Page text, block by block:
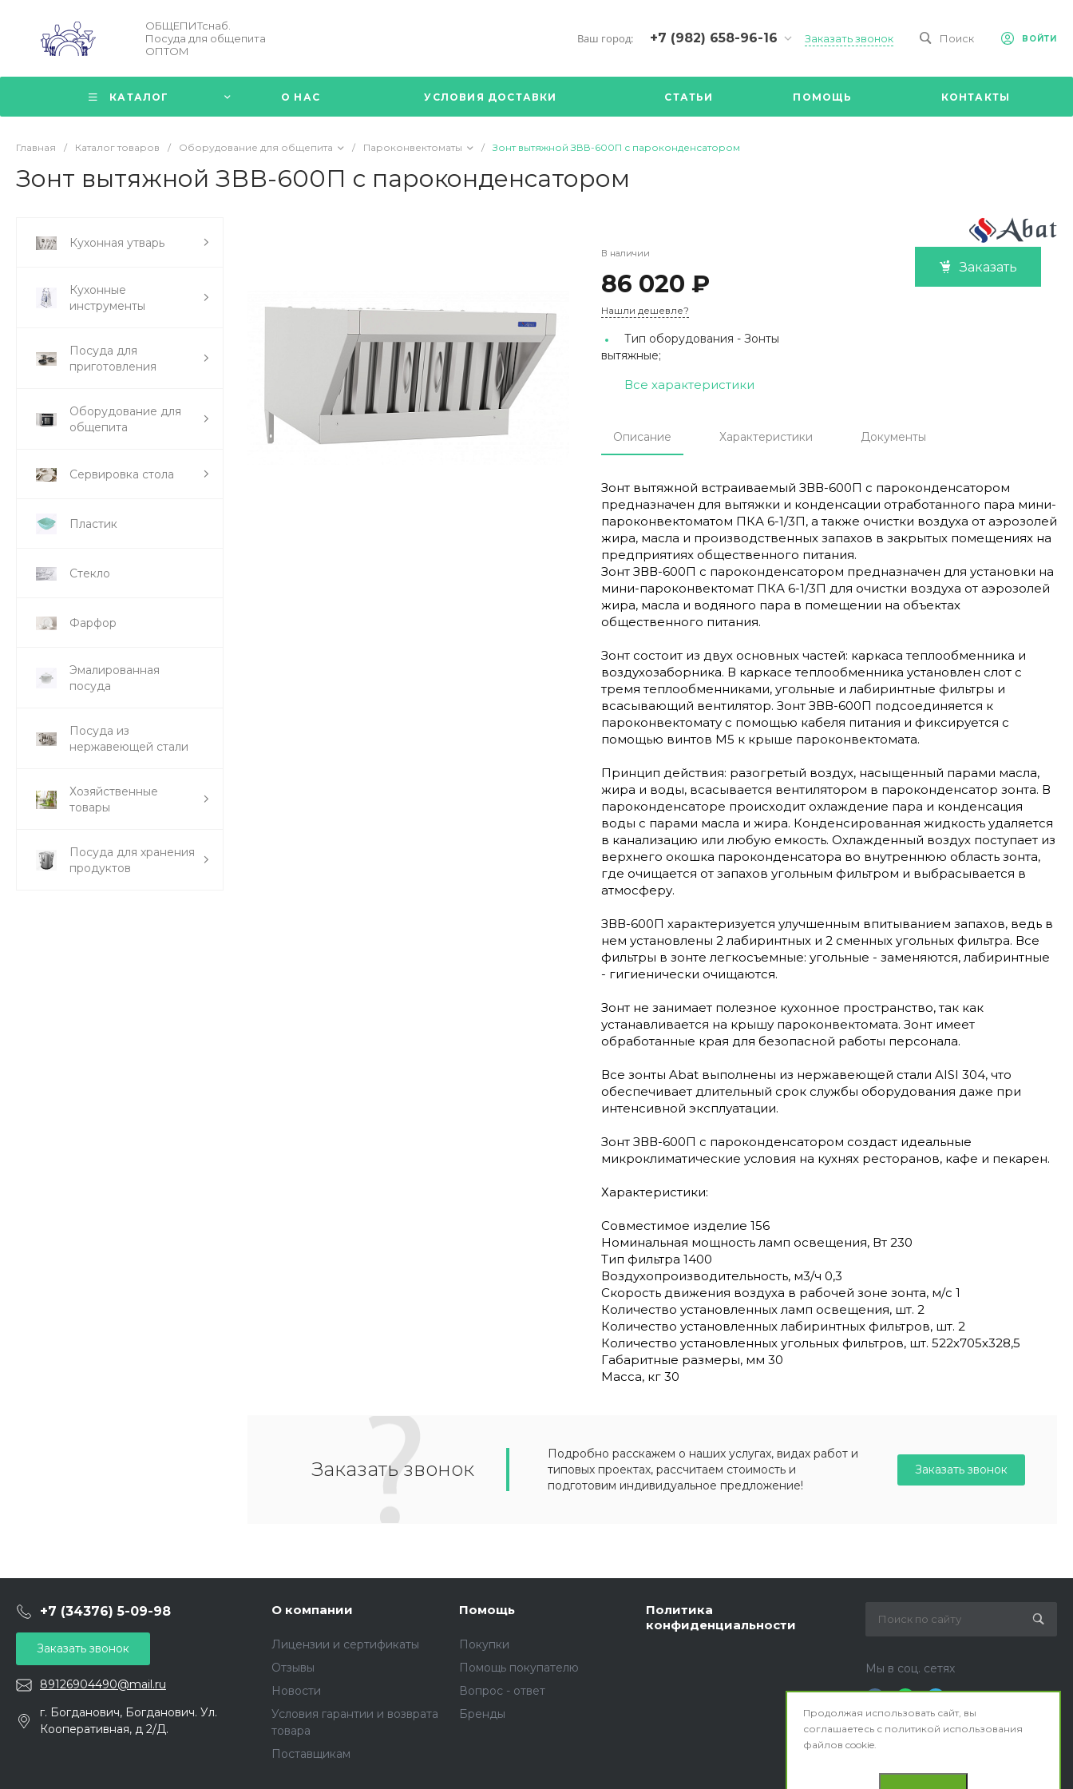
ОБЩЕПИТснаб.
Посуда для общепита
ОПТОМ
Ваш город: +7 (982) 658-96-16
+7 (34376) 5-09-98
г. Богданович,
Кооперативная, д 2/Д.
17.00
Заказать звонок Поиск ВОЙТИ
КАТАЛОГ О НАС УСЛОВИЯ ДОСТАВКИ СТАТЬИ ПОМОЩЬ КОНТАКТЫ
Главная / Каталог товаров / Оборудование для общепита / Пароконвектоматы / Зонт вытяжной ЗВВ-600П с пароконденсатором
Зонт вытяжной ЗВВ-600П с пароконденсатором
Кухонная утварь
Кухонные
инструменты
Посуда для
приготовления
Оборудование для
общепита
Сервировка стола
Пластик
Стекло
Фарфор
Эмалированная
посуда
Посуда из
нержавеющей стали
Хозяйственные
товары
Посуда для хранения
продуктов
В наличии
86 020 ₽
Заказать
Нашли дешевле?
Тип оборудования - Зонты
вытяжные;
Все характеристики
Описание Характеристики Документы
Зонт вытяжной встраиваемый ЗВВ-600П с пароконденсатором
предназначен для вытяжки и конденсации отработанного пара мини-
пароконвектоматом ПКА 6-1/3П, а также очистки воздуха от аэрозолей
жира, масла и производственных запахов в закрытых помещениях на
предприятиях общественного питания.
Зонт ЗВВ-600П с пароконденсатором предназначен для установки на
мини-пароконвектомат ПКА 6-1/3П для очистки воздуха от аэрозолей
жира, масла и водяного пара в помещении на объектах
общественного питания.
Зонт состоит из двух основных частей: каркаса теплообменника и
воздухозаборника. В каркасе теплообменника установлен слот с
тремя теплообменниками, угольные и лабиринтные фильтры и
всасывающий вентилятор. Зонт ЗВВ-600П подсоединяется к
пароконвектомату с помощью кабеля питания и фиксируется с
помощью винтов М5 к крыше пароконвектомата.
Принцип действия: разогретый воздух, насыщенный парами масла,
жира и воды, всасывается вентилятором в пароконденсатор зонта. В
пароконденсаторе происходит охлаждение пара и конденсация
воды с парами масла и жира. Конденсированная жидкость удаляется
в канализацию или любую емкость. Охлажденный воздух поступает из
верхнего окошка пароконденсатора во внутреннюю область зонта,
где очищается от запахов угольным фильтром и выбрасывается в
атмосферу.
ЗВВ-600П характеризуется улучшенным впитыванием запахов, ведь в
нем установлены 2 лабиринтных и 2 сменных угольных фильтра. Все
фильтры в зонте легкосъемные: угольные - заменяются, лабиринтные
- гигиенически очищаются.
Зонт не занимает полезное кухонное пространство, так как
устанавливается на крышу пароконвектомата. Зонт имеет
обработанные края для безопасной работы персонала.
Все зонты Abat выполнены из нержавеющей стали AISI 304, что
обеспечивает длительный срок службы оборудования даже при
интенсивной эксплуатации.
Зонт ЗВВ-600П с пароконденсатором создаст идеальные
микроклиматические условия на кухнях ресторанов, кафе и пекарен.
Характеристики:
Совместимое изделие 156
Номинальная мощность ламп освещения, Вт 230
Тип фильтра 1400
Воздухопроизводительность, м3/ч 0,3
Скорость движения воздуха в рабочей зоне зонта, м/с 1
Количество установленных ламп освещения, шт. 2
Количество установленных лабиринтных фильтров, шт. 2
Количество установленных угольных фильтров, шт. 522х705х328,5
Габаритные размеры, мм 30
Масса, кг 30
Заказать звонок
Подробно расскажем о наших услугах, видах работ и
типовых проектах, рассчитаем стоимость и
подготовим индивидуальное предложение!
Заказать звонок
+7 (34376) 5-09-98
Заказать звонок
89126904490@mail.ru
г. Богданович, Богданович. Ул.
Кооперативная, д 2/Д.
О компании
Лицензии и сертификаты
Отзывы
Новости
Условия гарантии и возврата
товара
Поставщикам
Помощь
Покупки
Помощь покупателю
Вопрос - ответ
Бренды
Политика
конфиденциальности
Мы в соц. сетях
Продолжая использовать сайт, вы
соглашаетесь с политикой использования
файлов cookie.